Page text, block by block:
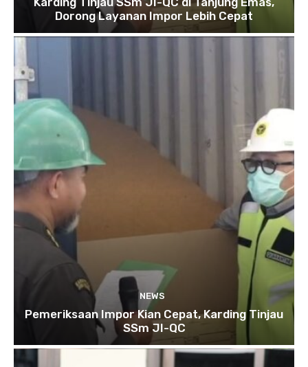
Dorong Layanan Impor Lebih Cepat
NEWS
Pemeriksaan Impor Kian Cepat, Karding Tinjau
SSm JI-QC